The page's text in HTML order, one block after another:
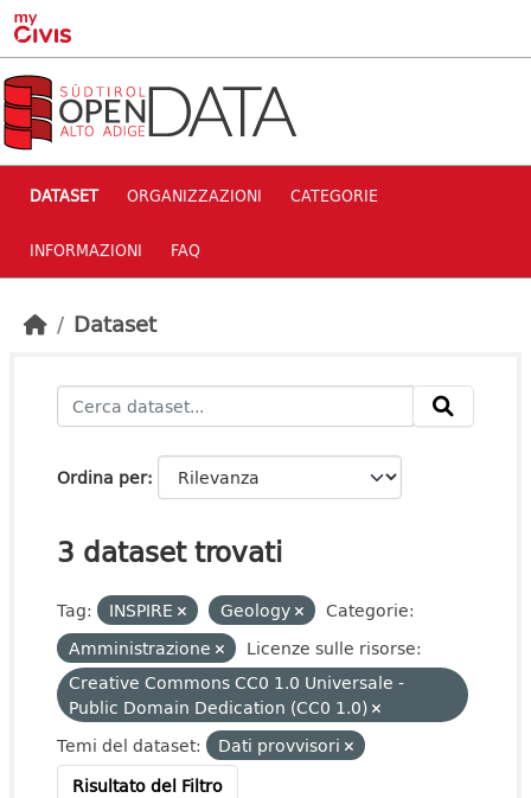
Skip to main content
DATASET ORGANIZZAZIONI CATEGORIE
INFORMAZIONI FAQ
Dataset
Ordina per
3 dataset trovati
Tag: INSPIRE Geology
Categorie:
Amministrazione
Licenze sulle risorse:
Creative Commons CC0 1.0 Universale -
Public Domain Dedication (CC0 1.0)
Temi del dataset:
Dati provvisori
Risultato del Filtro